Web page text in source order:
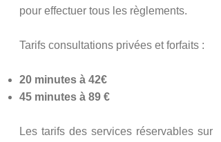
pour effectuer tous les règlements.
Tarifs consultations privées et forfaits :
20 minutes à 42€
45 minutes à 89 €
Les tarifs des services réservables sur